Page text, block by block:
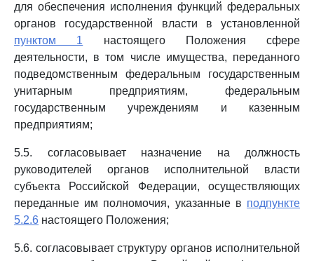
для обеспечения исполнения функций федеральных
органов государственной власти в установленной
пунктом 1 настоящего Положения сфере
деятельности, в том числе имущества, переданного
подведомственным федеральным государственным
унитарным предприятиям, федеральным
государственным учреждениям и казенным
предприятиям;
5.5. согласовывает назначение на должность
руководителей органов исполнительной власти
субъекта Российской Федерации, осуществляющих
переданные им полномочия, указанные в подпункте
5.2.6 настоящего Положения;
5.6. согласовывает структуру органов исполнительной